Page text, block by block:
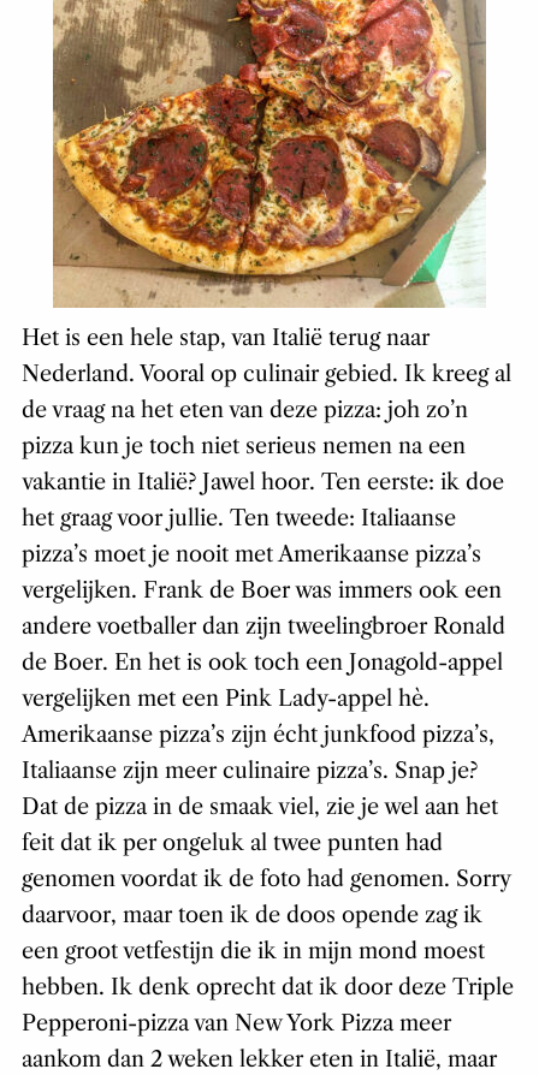
Het is een hele stap, van Italië terug naar
Nederland. Vooral op culinair gebied. Ik kreeg al
de vraag na het eten van deze pizza: joh zo’n
pizza kun je toch niet serieus nemen na een
vakantie in Italië? Jawel hoor. Ten eerste: ik doe
het graag voor jullie. Ten tweede: Italiaanse
pizza’s moet je nooit met Amerikaanse pizza’s
vergelijken. Frank de Boer was immers ook een
andere voetballer dan zijn tweelingbroer Ronald
de Boer. En het is ook toch een Jonagold-appel
vergelijken met een Pink Lady-appel hè.
Amerikaanse pizza’s zijn écht junkfood pizza’s,
Italiaanse zijn meer culinaire pizza’s. Snap je?
Dat de pizza in de smaak viel, zie je wel aan het
feit dat ik per ongeluk al twee punten had
genomen voordat ik de foto had genomen. Sorry
daarvoor, maar toen ik de doos opende zag ik
een groot vetfestijn die ik in mijn mond moest
hebben. Ik denk oprecht dat ik door deze Triple
Pepperoni-pizza van New York Pizza meer
aankom dan 2 weken lekker eten in Italië, maar